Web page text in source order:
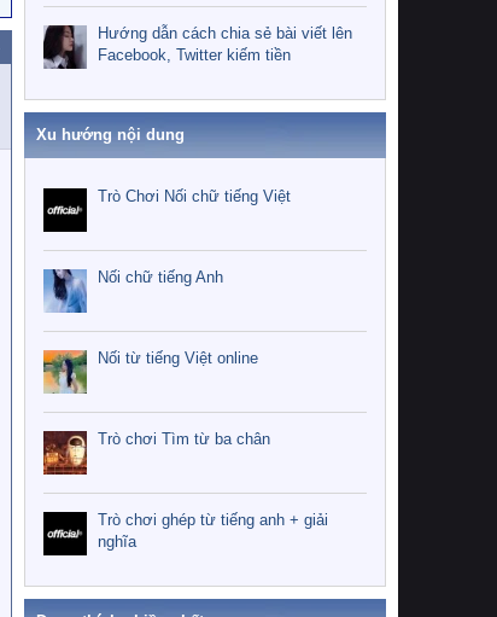
Hướng dẫn cách chia sẻ bài viết lên
Facebook, Twitter kiếm tiền
Xu hướng nội dung
Trò Chơi Nối chữ tiếng Việt
Nối chữ tiếng Anh
Nối từ tiếng Việt online
Trò chơi Tìm từ ba chân
Trò chơi ghép từ tiếng anh + giải
nghĩa